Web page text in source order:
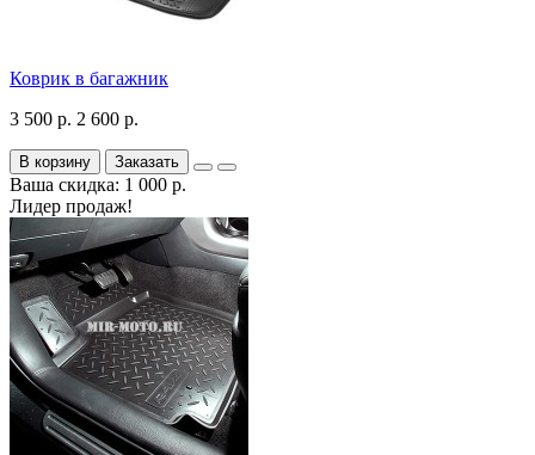
Коврик в багажник
3 500 р. 2 600 р.
В корзину Заказать
Ваша скидка: 1 000 р.
Лидер продаж!